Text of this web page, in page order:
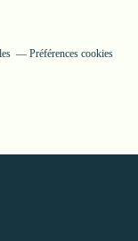
Préférences cookies